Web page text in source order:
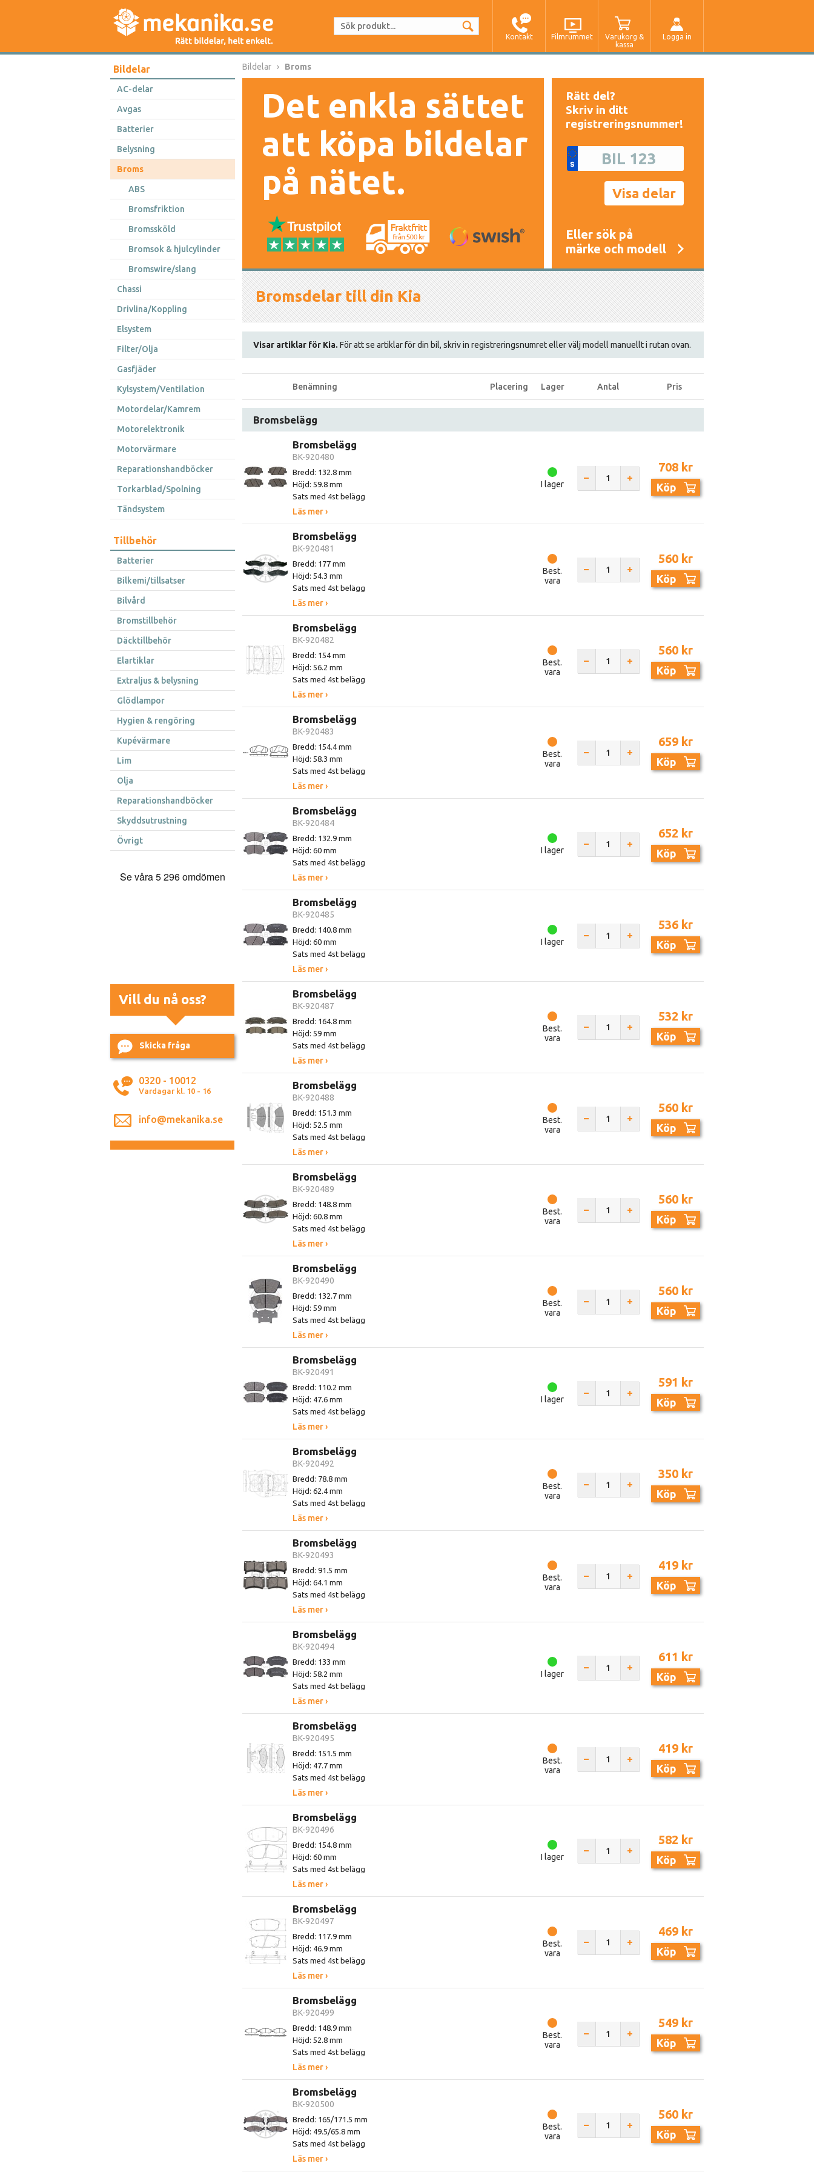
Kontakt Filmrummet
Varukorg &
kassa
Logga in
Bildelar
AC-delar
Avgas
Batterier
Belysning
Broms
ABS
Bromsfriktion
Bromssköld
Bromsok & hjulcylinder
Bromswire/slang
Chassi
Drivlina/Koppling
Elsystem
Filter/Olja
Gasfjäder
Kylsystem/Ventilation
Motordelar/Kamrem
Motorelektronik
Motorvärmare
Reparationshandböcker
Torkarblad/Spolning
Tändsystem
Tillbehör
Batterier
Bilkemi/tillsatser
Bilvård
Bromstillbehör
Däcktillbehör
Elartiklar
Extraljus & belysning
Glödlampor
Hygien & rengöring
Kupévärmare
Lim
Olja
Reparationshandböcker
Skyddsutrustning
Övrigt
Vill du nå oss?
Skicka fråga
0320 - 10012
Vardagar kl. 10 - 16
info@mekanika.se
Bildelar Broms
Det enkla sättet
att köpa bildelar
på nätet.
Rätt del?
Skriv in ditt
registreringsnummer!
Eller sök på
märke och modell
Bromsdelar till din Kia
Visar artiklar för Kia. För att se artiklar för din bil, skriv in registreringsnumret eller välj modell manuellt i rutan ovan.
Benämning Placering Lager Antal Pris
Bromsbelägg
Bromsbelägg
BK-920480
Bredd: 132.8 mm
Höjd: 59.8 mm
Sats med 4st belägg
Läs mer ›
I lager
708 kr
Köp
Bromsbelägg
BK-920481
Bredd: 177 mm
Höjd: 54.3 mm
Sats med 4st belägg
Läs mer ›
Best.
vara
560 kr
Köp
Bromsbelägg
BK-920482
Bredd: 154 mm
Höjd: 56.2 mm
Sats med 4st belägg
Läs mer ›
Best.
vara
560 kr
Köp
Bromsbelägg
BK-920483
Bredd: 154.4 mm
Höjd: 58.3 mm
Sats med 4st belägg
Läs mer ›
Best.
vara
659 kr
Köp
Bromsbelägg
BK-920484
Bredd: 132.9 mm
Höjd: 60 mm
Sats med 4st belägg
Läs mer ›
I lager
652 kr
Köp
Bromsbelägg
BK-920485
Bredd: 140.8 mm
Höjd: 60 mm
Sats med 4st belägg
Läs mer ›
I lager
536 kr
Köp
Bromsbelägg
BK-920487
Bredd: 164.8 mm
Höjd: 59 mm
Sats med 4st belägg
Läs mer ›
Best.
vara
532 kr
Köp
Bromsbelägg
BK-920488
Bredd: 151.3 mm
Höjd: 52.5 mm
Sats med 4st belägg
Läs mer ›
Best.
vara
560 kr
Köp
Bromsbelägg
BK-920489
Bredd: 148.8 mm
Höjd: 60.8 mm
Sats med 4st belägg
Läs mer ›
Best.
vara
560 kr
Köp
Bromsbelägg
BK-920490
Bredd: 132.7 mm
Höjd: 59 mm
Sats med 4st belägg
Läs mer ›
Best.
vara
560 kr
Köp
Bromsbelägg
BK-920491
Bredd: 110.2 mm
Höjd: 47.6 mm
Sats med 4st belägg
Läs mer ›
I lager
591 kr
Köp
Bromsbelägg
BK-920492
Bredd: 78.8 mm
Höjd: 62.4 mm
Sats med 4st belägg
Läs mer ›
Best.
vara
350 kr
Köp
Bromsbelägg
BK-920493
Bredd: 91.5 mm
Höjd: 64.1 mm
Sats med 4st belägg
Läs mer ›
Best.
vara
419 kr
Köp
Bromsbelägg
BK-920494
Bredd: 133 mm
Höjd: 58.2 mm
Sats med 4st belägg
Läs mer ›
I lager
611 kr
Köp
Bromsbelägg
BK-920495
Bredd: 151.5 mm
Höjd: 47.7 mm
Sats med 4st belägg
Läs mer ›
Best.
vara
419 kr
Köp
Bromsbelägg
BK-920496
Bredd: 154.8 mm
Höjd: 60 mm
Sats med 4st belägg
Läs mer ›
I lager
582 kr
Köp
Bromsbelägg
BK-920497
Bredd: 117.9 mm
Höjd: 46.9 mm
Sats med 4st belägg
Läs mer ›
Best.
vara
469 kr
Köp
Bromsbelägg
BK-920499
Bredd: 148.9 mm
Höjd: 52.8 mm
Sats med 4st belägg
Läs mer ›
Best.
vara
549 kr
Köp
Bromsbelägg
BK-920500
Bredd: 165/171.5 mm
Höjd: 49.5/65.8 mm
Sats med 4st belägg
Läs mer ›
Best.
vara
560 kr
Köp